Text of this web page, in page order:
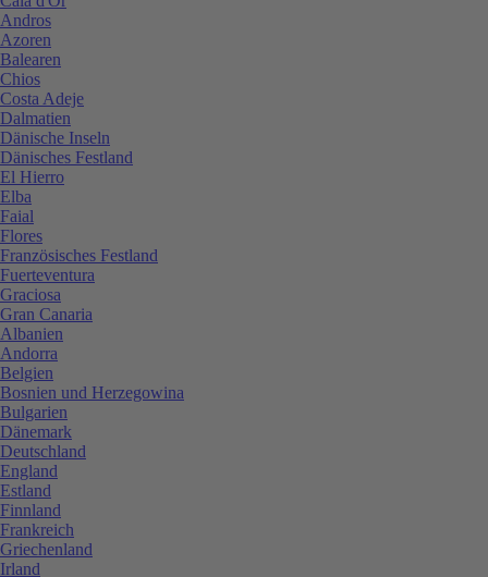
Andros
Azoren
Balearen
Chios
Costa Adeje
Dalmatien
Dänische Inseln
Dänisches Festland
El Hierro
Elba
Faial
Flores
Französisches Festland
Fuerteventura
Graciosa
Gran Canaria
Albanien
Andorra
Belgien
Bosnien und Herzegowina
Bulgarien
Dänemark
Deutschland
England
Estland
Finnland
Frankreich
Griechenland
Irland